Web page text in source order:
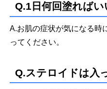
Q.1日何回塗ればい
A.お肌の症状が気になる時
ってください。
Q.ステロイドは入